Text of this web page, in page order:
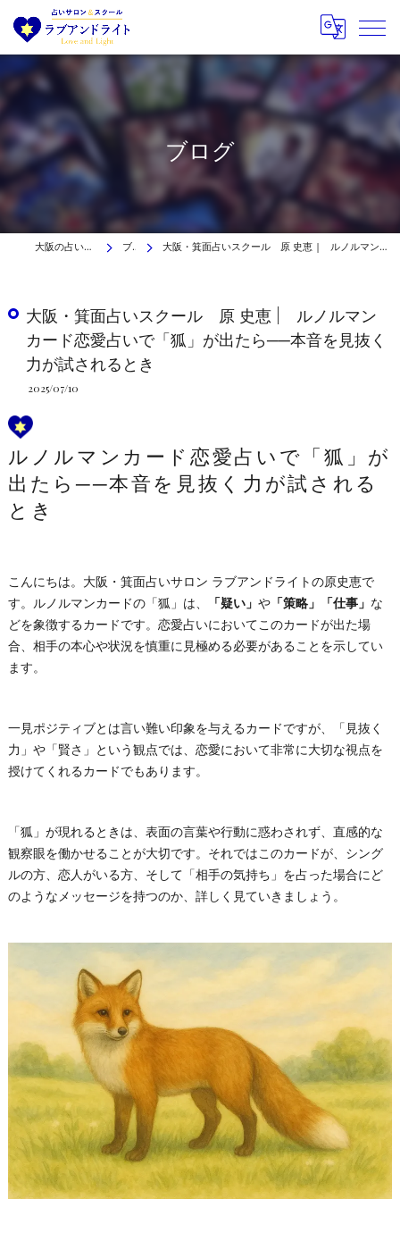
ブログ
大阪の占いはラブアンドライト ブログ 大阪・箕面占いスクール 原 史恵 | ルノルマンカード恋愛占いで「狐」が出たら──本音を見抜く力が試されるとき
大阪・箕面占いスクール 原 史恵 | ルノルマン
カード恋愛占いで「狐」が出たら──本音を見抜く
力が試されるとき
2025/07/10
ルノルマンカード恋愛占いで「狐」が
出たら──本音を見抜く力が試される
とき
こんにちは。大阪・箕面占いサロン ラブアンドライトの原史恵で
す。ルノルマンカードの「狐」は、
「疑い」 や「策略」「仕事」 な
どを象徴するカードです。恋愛占いにおいてこのカードが出た場
合、相手の本心や状況を慎重に見極める必要があることを示してい
ます。
一見ポジティブとは言い難い印象を与えるカードですが、「見抜く
力」や「賢さ」という観点では、恋愛において非常に大切な視点を
授けてくれるカードでもあります。
「狐」が現れるときは、表面の言葉や行動に惑わされず、直感的な
観察眼を働かせることが大切です。それではこのカードが、シング
ルの方、恋人がいる方、そして「相手の気持ち」を占った場合にど
のようなメッセージを持つのか、詳しく見ていきましょう。